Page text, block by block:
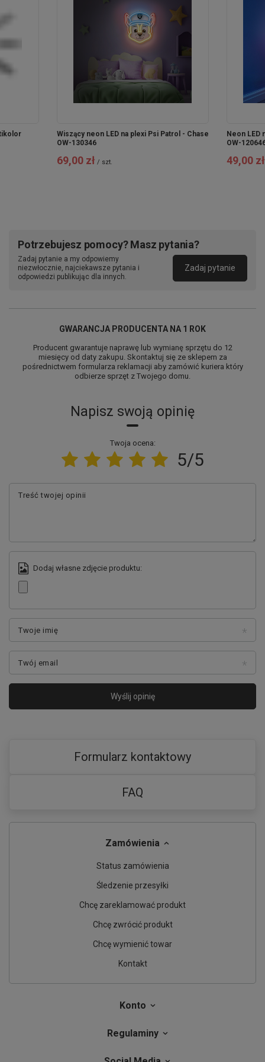
Wiszący neon LED na plexi Psi Patrol - Chase
OW-130346
69,00 zł / szt.
Neon LED
OW-
49,00 zł
Potrzebujesz pomocy? Masz pytania?
Zadaj pytanie a my odpowiemy
niezwłocznie, najciekawsze pytania i
odpowiedzi publikując dla innych.
Zadaj pytanie
GWARANCJA PRODUCENTA NA 1 ROK
Producent gwarantuje naprawę lub wymianę sprzętu do 12
miesięcy od daty zakupu. Skontaktuj się ze sklepem za
pośrednictwem formularza reklamacji aby zamówić kuriera który
odbierze sprzęt z Twojego domu.
Napisz swoją opinię
Twoja ocena:
5/5
Treść twojej opinii
Dodaj własne zdjęcie produktu:
Twoje imię
Twój email
Wyślij opinię
Formularz kontaktowy
FAQ
Zamówienia
Status zamówienia
Śledzenie przesyłki
Chcę zareklamować produkt
Chcę zwrócić produkt
Chcę wymienić towar
Kontakt
Konto
Regulaminy